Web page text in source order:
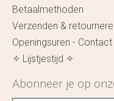
Betaalmethoden
Verzenden &
Openingsuren -
✧ Lijstjestijd ✧
Abonneer je op